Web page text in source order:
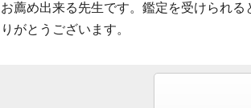
お薦め出来る先生です。鑑定を受けられ
りがとうございます。